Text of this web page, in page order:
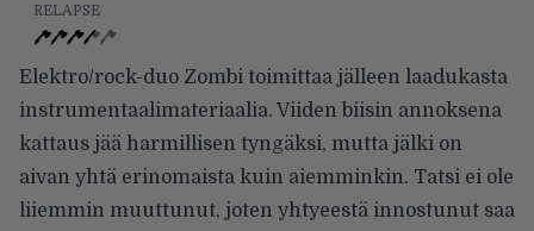
RELAPSE
Elektro/rock-duo Zombi toimittaa jälleen laadukasta
instrumentaalimateriaalia. Viiden biisin annoksena
kattaus jää harmillisen tyngäksi, mutta jälki on
aivan yhtä erinomaista kuin aiemminkin. Tatsi ei ole
liiemmin muuttunut, joten yhtyeestä innostunut saa